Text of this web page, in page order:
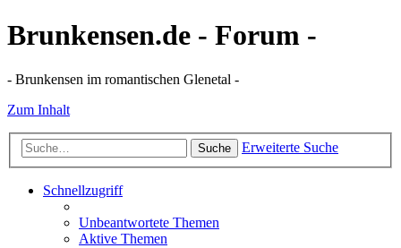
Brunkensen.de - Forum -
- Brunkensen im romantischen Glenetal -
Zum Inhalt
Suche Erweiterte Suche
Schnellzugriff
Unbeantwortete Themen
Aktive Themen